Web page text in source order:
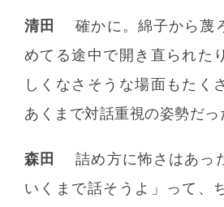
清田
確かに。綿子から蔑
めてる途中で開き直られた
しくなさそうな場面もたく
あくまで対話重視の姿勢だっ
森田
詰め方に怖さはあっ
いくまで話そうよ」って、